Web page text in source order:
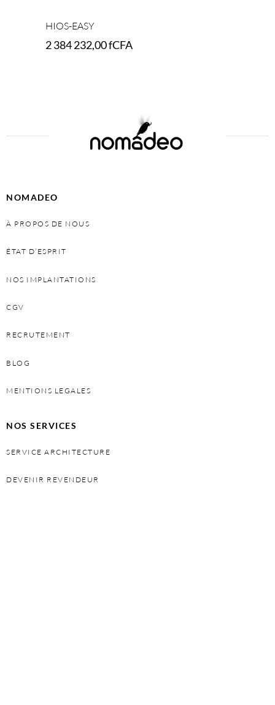
HIOS-EASY
2 384 232,00fCFA
NOMADEO
À PROPOS DE NOUS
ÉTAT D’ESPRIT
NOS IMPLANTATIONS
CGV
RECRUTEMENT
BLOG
MENTIONS LEGALES
NOS SERVICES
SERVICE ARCHITECTURE
DEVENIR REVENDEUR